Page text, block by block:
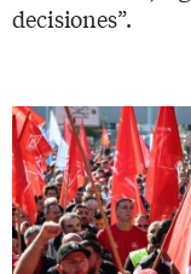
decisiones”.